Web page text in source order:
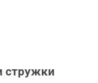
стружки